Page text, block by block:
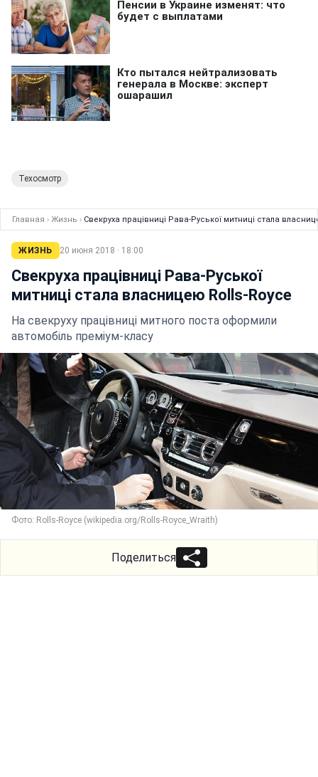
Техосмотр
Главная › Жизнь › Свекруха працівниці Рава-Руської митниці стала
ЖИЗНЬ 20 июня 2018 · 18:00
Свекруха працівниці Рава-Руської
митниці стала власницею Rolls-Royce
На свекруху працівниці митного поста оформили
автомобіль преміум-класу
Фото: Rolls-Royce (wikipedia.org/Rolls-Royce_Wraith)
Поделиться